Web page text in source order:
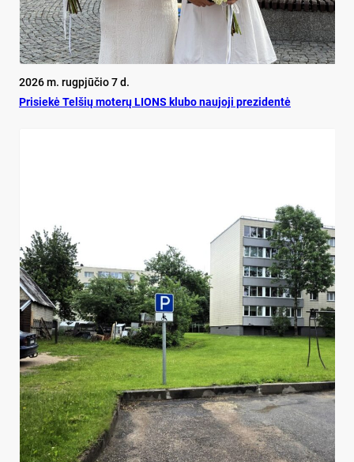
2026 m. rugpjūčio 7 d.
Pri­siekė Tel­šių mo­terų LIONS klu­bo nau­jo­ji pre­zi­dentė